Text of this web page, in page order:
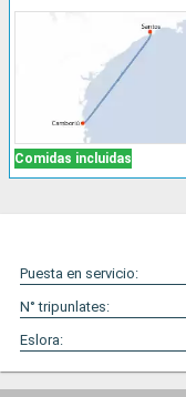
Comidas incluidas
Puesta en servicio:
N° tripunlates:
Eslora: